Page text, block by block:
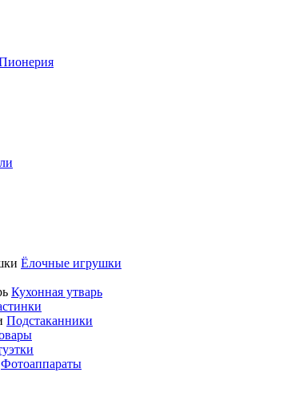
Ёлочные игрушки
Кухонная утварь
Подстаканники
Фотоаппараты